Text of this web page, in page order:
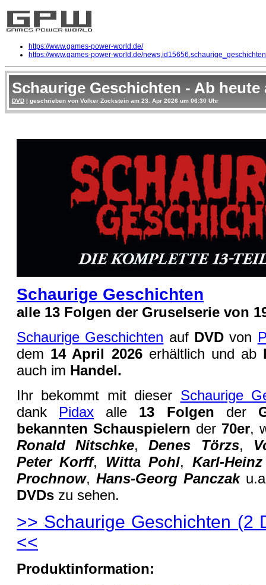
https://www.games-power-world.de/
https://www.games-power-world.de/
Schaurige Geschichten - Ab
DVD | geschrieben von Volker Zockstein am 23. Apr 2026 um 06:30 Uhr
Schaurige Geschichten
alle 13 Folgen der Gruselserie von
Schaurige Geschichten auf DVDvon
dem 14 April 2026erhältlich und ab
auch im Handel.
Ihr bekommt mit dieser Schaurige
dank Pidax alle 13 Folgen der
bekannten Schauspielern der 70er,
Ronald Nitschke,Denes Törzs,
Peter Korff, Witta Pohl, Karl-
Prochnow, Hans-Georg Panczak
DVDs zu sehen.
>> Schaurige Geschichten (2
<<
Produktinformation: